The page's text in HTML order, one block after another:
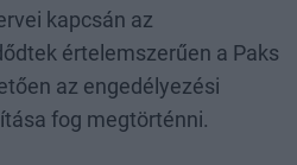
kapcsán az
értelemszerűen a Paks
az engedélyezési
fog megtörténni.